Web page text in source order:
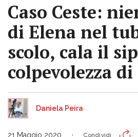
Caso Ceste:
di Elena nel
scolo, cala il
colpevolezza
Daniela Peira
21 Maggio 2020 Condividi